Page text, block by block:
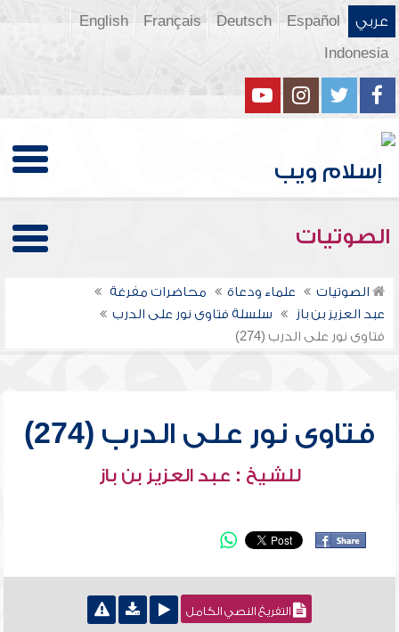
عربي Español
Deutsch
Français
English
Indonesia
الصوتيات
الصوتيات علماء ودعاة
محاضرات مفرغة
عبد العزيز بن باز
سلسلة فتاوى نور على الدرب
فتاوى نور على الدرب (274)
فتاوى نور على الدرب (274)
للشيخ : عبد العزيز بن باز
التفريغ النصي الكامل